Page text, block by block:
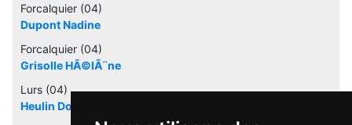
Forcalquier (04)
Dupont Nadine
Forcalquier (04)
Grisolle HÃ©lÃ¨ne
Lurs (04)
Heulin Dominique